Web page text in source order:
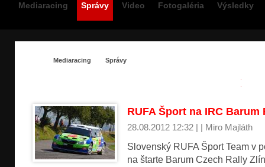
Mediaracing Správy Video Fotogaléria Výsledky
Mediaracing Správy
RUFA Šport na IRC
28.08.2012 12:32 | | Miro Majláth
Slovenský RUFA Šport Team v
na štarte Barum Czech Rally